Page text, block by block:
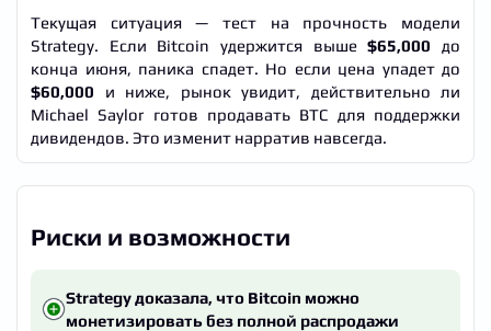
Текущая ситуация — тест на прочность модели
Strategy. Если Bitcoin удержится выше$65,000 до
конца июня, паника спадет. Но если цена упадет до
$60,000 и ниже, рынок увидит, действительно ли
Michael Saylor готов продавать BTC для поддержки
дивидендов. Это изменит нарратив навсегда.
Риски и возможности
Strategy доказала, что Bitcoin можно
монетизировать без полной распродажи